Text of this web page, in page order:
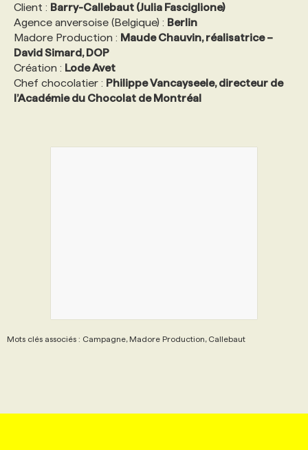
Client : Barry-Callebaut (Julia Fasciglione)
Agence anversoise (Belgique) : Berlin
Madore Production : Maude Chauvin, réalisatrice –
David Simard, DOP
Création : Lode Avet
Chef chocolatier : Philippe Vancayseele, directeur de
l’Académie du Chocolat de Montréal
Mots clés associés : Campagne, Madore Production, Callebaut